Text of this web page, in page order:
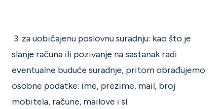
3. za uobičajenu poslovnu suradnju: kao što je
slanje računa ili pozivanje na sastanak radi
eventualne buduće suradnje, pritom obrađujemo
osobne podatke: ime, prezime, mail, broj
mobitela, račune, mailove i sl.